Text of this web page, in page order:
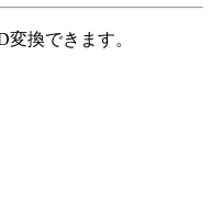
換できます。